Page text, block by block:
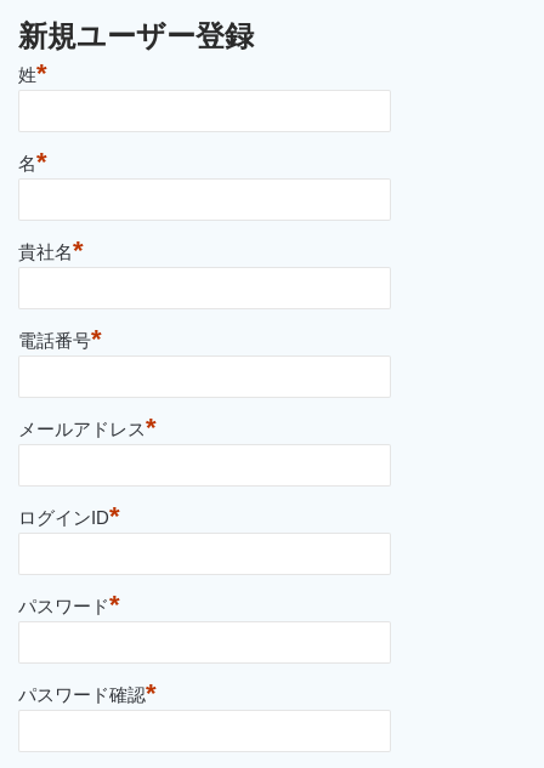
新規ユーザー登録
姓*
名*
貴社名*
電話番号*
メールアドレス*
ログインID*
パスワード*
パスワード確認*